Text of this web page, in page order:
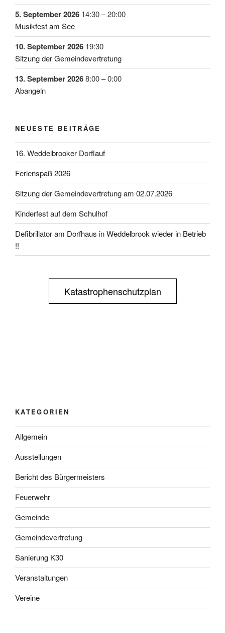
5. September 2026 14:30–20:00
Musikfest am See
10. September 2026 19:30
Sitzung der Gemeindevertretung
13. September 20268:00–0:00
Abangeln
NEUESTE BEITRÄGE
16. Weddelbrooker Dorflauf
Ferienspaß 2026
Sitzung der Gemeindevertretung am 02.07.2026
Kinderfest auf dem Schulhof
Defibrillator am Dorfhaus in Weddelbrook wieder in Betrieb
!!
Katastrophenschutzplan
KATEGORIEN
Allgemein
Ausstellungen
Bericht des Bürgermeisters
Feuerwehr
Gemeinde
Gemeindevertretung
Sanierung K30
Veranstaltungen
Vereine